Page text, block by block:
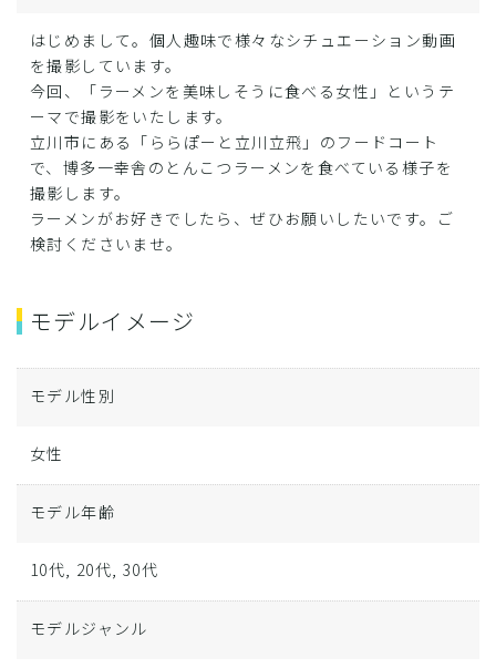
はじめまして。個人趣味で様々なシチュエーション動画
を撮影しています。
今回、「ラーメンを美味しそうに食べる女性」というテ
ーマで撮影をいたします。
立川市にある「ららぽーと立川立飛」のフードコート
で、博多一幸舎のとんこつラーメンを食べている様子を
撮影します。
ラーメンがお好きでしたら、ぜひお願いしたいです。ご
検討くださいませ。
モデルイメージ
モデル性別
女性
モデル年齢
10代, 20代, 30代
モデルジャンル